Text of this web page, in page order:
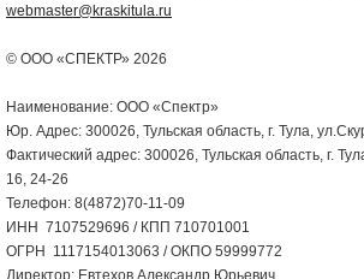
webmaster@kraskitula.ru
© ООО «СПЕКТР» 2026
Наименование: ООО «Спектр»
Юр. Адрес: 300026, Тульская область, г. Тула,
Фактический адрес: 300026, Тульская область, г.
16, 24-26
Телефон: 8(4872)70-11-09
ИНН 7107529696 / КПП 710701001
ОГРН 1117154013063 / ОКПО 59999772
Директор: Евтехов Александр Юрьевич